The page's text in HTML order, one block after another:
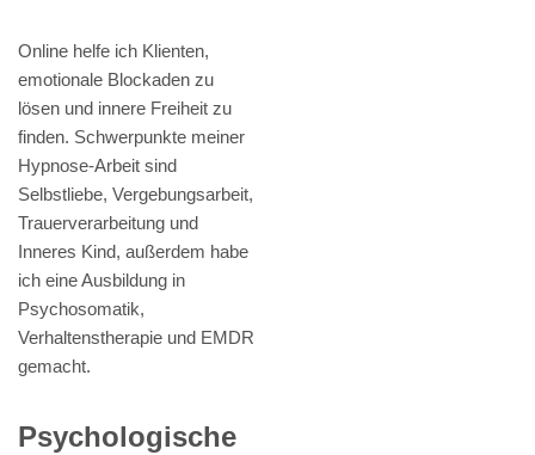
Online helfe ich Klienten,
emotionale Blockaden zu
lösen und innere Freiheit zu
finden. Schwerpunkte meiner
Hypnose-Arbeit sind
Selbstliebe, Vergebungsarbeit,
Trauerverarbeitung und
Inneres Kind, außerdem habe
ich eine Ausbildung in
Psychosomatik,
Verhaltenstherapie und EMDR
gemacht.
Psychologische